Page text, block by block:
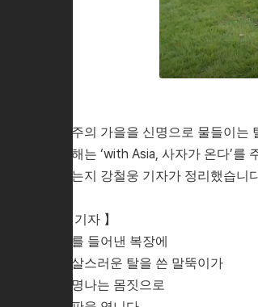
진주의 가을을 신명으로 물들이
올해는 ‘with Asia, 사자가 온다’
지는지 강철웅 기자가 정리했습니
【 기자 】
배를 들어낸 복장에
익살스러운 탈을 쓴 말뚝이가
신명나는 몸짓으로